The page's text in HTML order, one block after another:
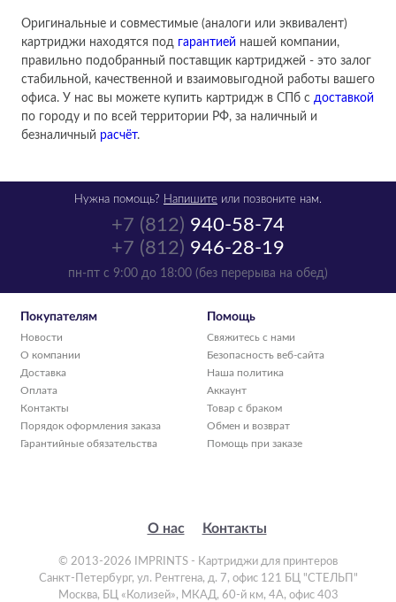
Оригинальные и совместимые (аналоги или эквивалент)
картриджи находятся под гарантией нашей компании,
правильно подобранный поставщик картриджей - это залог
стабильной, качественной и взаимовыгодной работы вашего
офиса. У нас вы можете купить картридж в СПб с доставкой
по городу и по всей территории РФ, за наличный и
безналичный расчёт.
+7 (812) 940-58-74
+7 (812) 946-28-19
пн-пт с 9:00 до 18:00 (без перерыва на обед)
Нужна помощь? Напишите или позвоните нам.
Покупателям
Новости
О компании
Доставка
Оплата
Контакты
Порядок оформления заказа
Гарантийные обязательства
Помощь
Свяжитесь с нами
Безопасность веб-сайта
Наша политика
Аккаунт
Товар с браком
Обмен и возврат
Помощь при заказе
О нас Контакты
© 2013-2026 IMPRINTS - Картриджи для принтеров
Санкт-Петербург, ул. Рентгена, д. 7, офис 121 БЦ "СТЕЛЬП"
Москва, БЦ «Колизей», МКАД, 60-й км, 4А, офис 403